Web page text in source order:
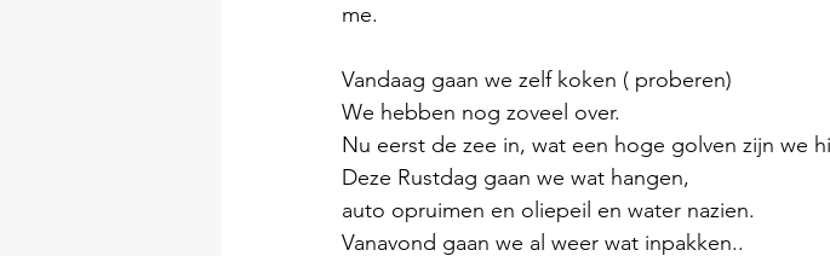
me.
Vandaag gaan we zelf koken ( proberen)
We hebben nog zoveel over.
Nu eerst de zee in, wat een hoge golven zijn we
Deze Rustdag gaan we wat hangen,
auto opruimen en oliepeil en water nazien.
Vanavond gaan we al weer wat inpakken..